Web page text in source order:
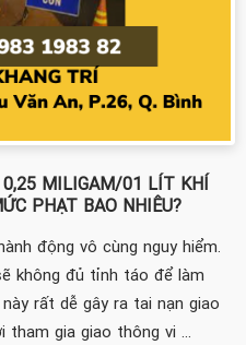
0,25 MILIGAM/01 LÍT KHÍ
PHẠT BAO NHIÊU?
động vô cùng nguy hiểm.
không đủ tỉnh táo để làm
rất dễ gây ra tai nạn giao
tham gia giao thông vi ...